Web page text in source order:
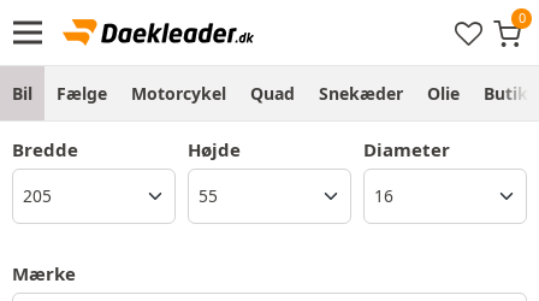
Bil Fælge Motorcykel Quad Snekæder Olie Butik
Bredde Højde Diameter
Mærke